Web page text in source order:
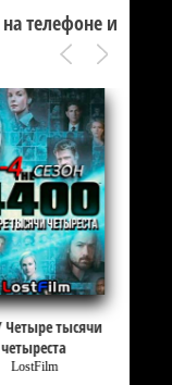
телефоне и
тысячи